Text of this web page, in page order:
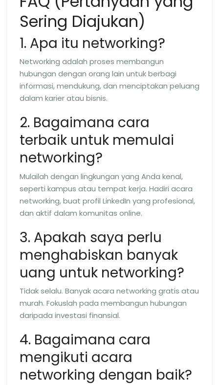
Sering Diajukan)
1. Apa itu networking?
Networking adalah proses membangun
hubungan dengan orang lain untuk berbagi
informasi, mendukung, dan menciptakan peluang
dalam karier atau bisnis.
2. Bagaimana cara
terbaik untuk memulai
networking?
Mulailah dengan lingkungan yang Anda kenal,
seperti kampus atau tempat kerja. Hadiri acara
networking, buat profil LinkedIn yang profesional,
dan aktif dalam komunitas online.
3. Apakah saya perlu
menghabiskan banyak
uang untuk networking?
Tidak selalu. Banyak acara networking gratis atau
murah. Fokuslah pada membangun hubungan
daripada investasi finansial.
4. Bagaimana cara
mengikuti acara
networking dengan baik?